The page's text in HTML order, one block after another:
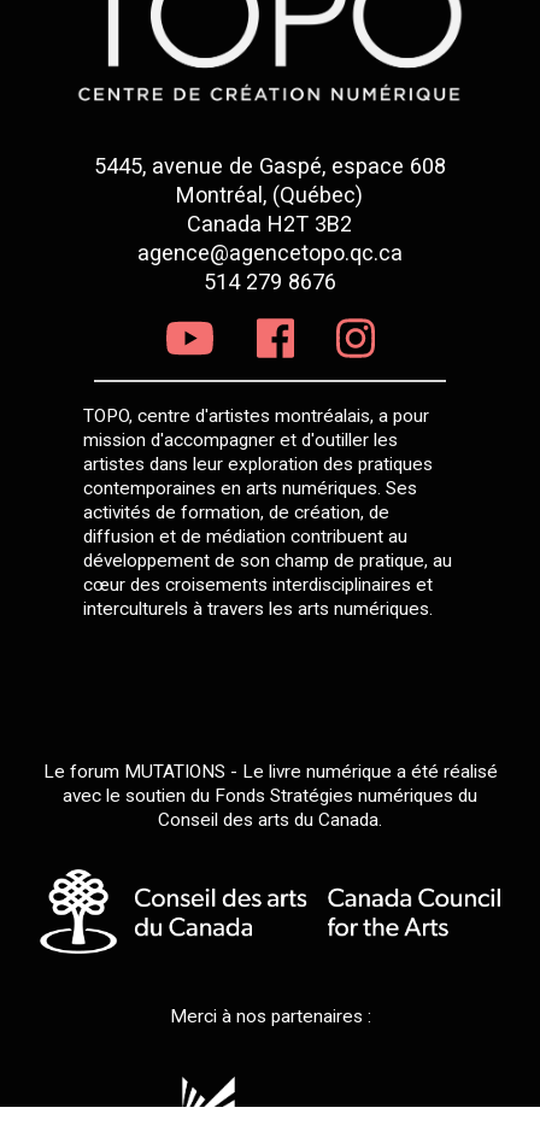
5445, avenue de Gaspé, espace 608
Montréal, (Québec)
Canada H2T 3B2
agence@agencetopo.qc.ca
514 279 8676
TOPO, centre d'artistes montréalais, a pour
mission d'accompagner et d'outiller les
artistes dans leur exploration des pratiques
contemporaines en arts numériques. Ses
activités de formation, de création, de
diffusion et de médiation contribuent au
développement de son champ de pratique, au
cœur des croisements interdisciplinaires et
interculturels à travers les arts numériques.
Le forum MUTATIONS - Le livre numérique a été réalisé
avec le soutien du Fonds Stratégies numériques du
Conseil des arts du Canada.
Merci à nos partenaires :